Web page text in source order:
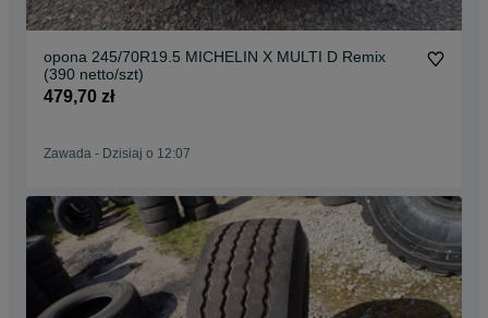
opona 245/70R19.5 MICHELIN X MULTI D Remix
(390 netto/szt)
479,70 zł
Zawada - Dzisiaj o 12:07